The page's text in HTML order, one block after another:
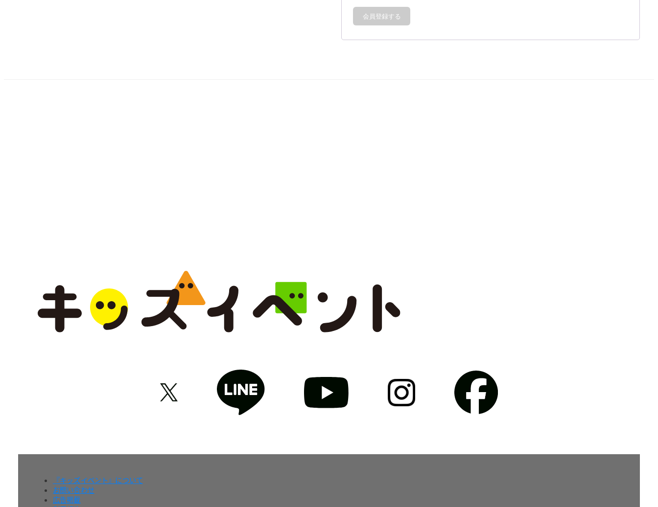
会員登録する
『キッズイベント』について
お問い合わせ
広告掲載